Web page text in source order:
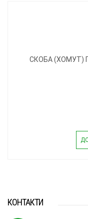
СКОБА (ХОМУТ)
КОНТАКТИ